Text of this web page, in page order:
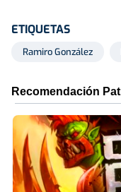
ETIQUETAS
Ramiro González